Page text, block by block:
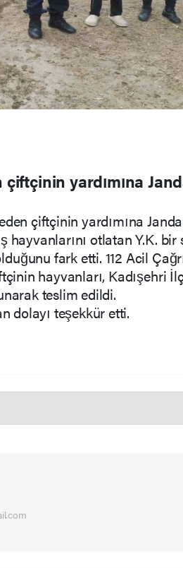
çiftçinin yardımına
çiftçinin yardımına
hayvanlarını otlatan Y.K.
fark etti. 112 Acil
hayvanları, Kadışehri
teslim edildi.
dolayı teşekkür etti.